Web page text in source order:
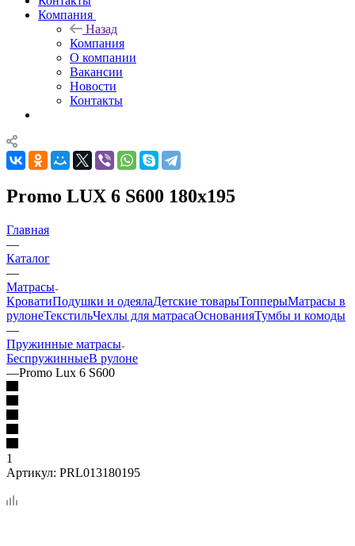
Компания
Назад
Компания
О компании
Вакансии
Новости
Контакты
Promo LUX 6 S600 180x195
Главная
—
Каталог
—
Матрасы
КроватиПодушки и одеялаДетские товарыТопперыМатрасы в
рулонеТекстильЧехлы для матрасаОснованияТумбы и комоды
—
Пружинные матрасы
БеспружинныеВ рулоне
—Promo Lux 6 S600
1
Артикул: PRL013180195